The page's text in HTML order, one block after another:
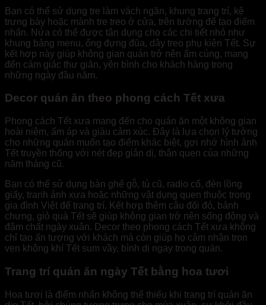
Bạn có thể sử dụng tre làm vách ngăn, khung trang trí, kệ
trưng bày hoặc mành tre treo ở cửa, trên tường để tạo điểm
nhấn. Nứa có thể được tận dụng cho các chi tiết nhỏ như
khung bảng menu, ống đựng đũa, dây treo phụ kiện Tết. Sự
kết hợp này giúp không gian quán trở nên ấm cúng, mang
đến cảm giác thư giãn, yên bình cho khách hàng trong
những ngày đầu năm.
Decor quán ăn theo phong cách Tết xưa
Phong cách Tết xưa mang đến cho quán ăn một không gian
hoài niệm, ấm áp và giàu cảm xúc. Đây là lựa chọn lý tưởng
cho những quán muốn tạo điểm khác biệt, gợi nhớ hình ảnh
Tết truyền thống với nét đẹp giản dị, thân quen của những
năm tháng cũ.
Bạn có thể sử dụng bàn ghế gỗ, tủ cũ, radio cổ, đèn lồng
giấy, tranh ảnh xưa hoặc những vật dụng quen thuộc trong
gia đình Việt để trang trí. Kết hợp thêm câu đối đỏ, bánh
chưng, giỏ quà Tết sẽ giúp không gian trở nên sống động và
đậm chất ngày xuân. Decor theo phong cách Tết xưa không
chỉ tạo ấn tượng với khách mà còn giúp họ cảm nhận trọn
vẹn không khí Tết sum vầy, bình dị ngay trong quán.
Trang trí quán ăn ngày Tết bằng hoa tươi
Hoa tươi là điểm nhấn không thể thiếu khi trang trí quán ăn